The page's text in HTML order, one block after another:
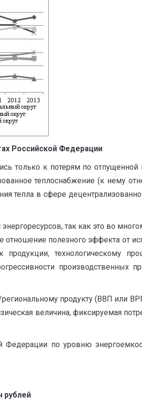
Российской Федерации
только к потерям по отпущенной
теплоснабжение (к нему
тепла в сфере
так как это во
полезного эффекта от
технологическому
производственных
продукту (ВВП или
величина, фиксируемая
по уровню
рублей